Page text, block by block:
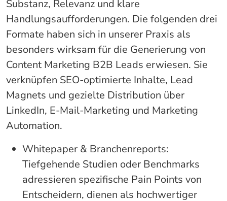
Substanz, Relevanz und klare
Handlungsaufforderungen. Die folgenden drei
Formate haben sich in unserer Praxis als
besonders wirksam für die Generierung von
Content Marketing B2B Leads erwiesen. Sie
verknüpfen SEO-optimierte Inhalte, Lead
Magnets und gezielte Distribution über
LinkedIn, E-Mail-Marketing und Marketing
Automation.
Whitepaper & Branchenreports:
Tiefgehende Studien oder Benchmarks
adressieren spezifische Pain Points von
Entscheidern, dienen als hochwertiger